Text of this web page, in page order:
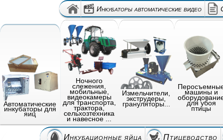
Инкубаторы автоматические видео
Автоматические
инкубаторы для
яиц
Ночного
слежения,
мобильные,
видеокамеры
для транспорта,
трактора,
сельхозтехника
и навесное ...
Измельчители,
экструдеры,
грануляторы...
машины и
для убоя
птицы
Инкубационные яйца Птицеводство